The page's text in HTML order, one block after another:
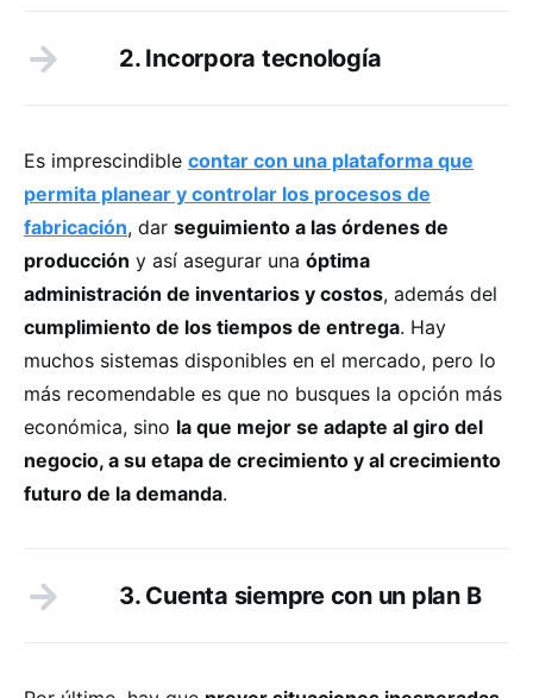
2. Incorpora tecnología
Es imprescindible contar con una plataforma que
permita planear y controlar los procesos de
fabricación, dar seguimiento a las órdenes de
producción y así asegurar una óptima
administración de inventarios y costos, además del
cumplimiento de los tiempos de entrega. Hay
muchos sistemas disponibles en el mercado, pero lo
más recomendable es que no busques la opción más
económica, sino la que mejor se adapte al giro del
negocio, a su etapa de crecimiento y al crecimiento
futuro de la demanda.
3. Cuenta siempre con un plan B